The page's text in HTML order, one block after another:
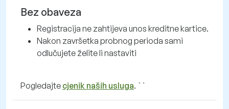
Bez obaveza
Registracija ne zahtijeva unos kreditne kartice.
Nakon završetka probnog perioda sami
odlučujete želite li nastaviti
Pogledajte cjenik naših usluga. ``